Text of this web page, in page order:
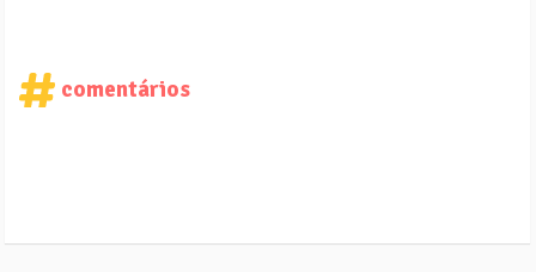
comentários